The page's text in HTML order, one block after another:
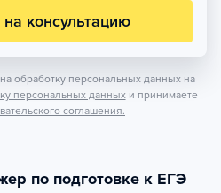
консультацию
обработку персональных данных на
персональных данных и принимаете
соглашения.
по подготовке к ЕГЭ